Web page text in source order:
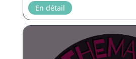
En détail